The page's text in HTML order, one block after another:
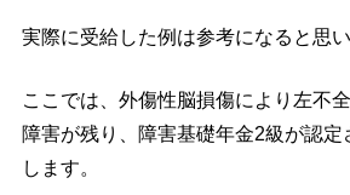
実際に受給した例は参考になると思い
ここでは、外傷性脳損傷により左不
障害が残り、障害基礎年金2級が認定
します。